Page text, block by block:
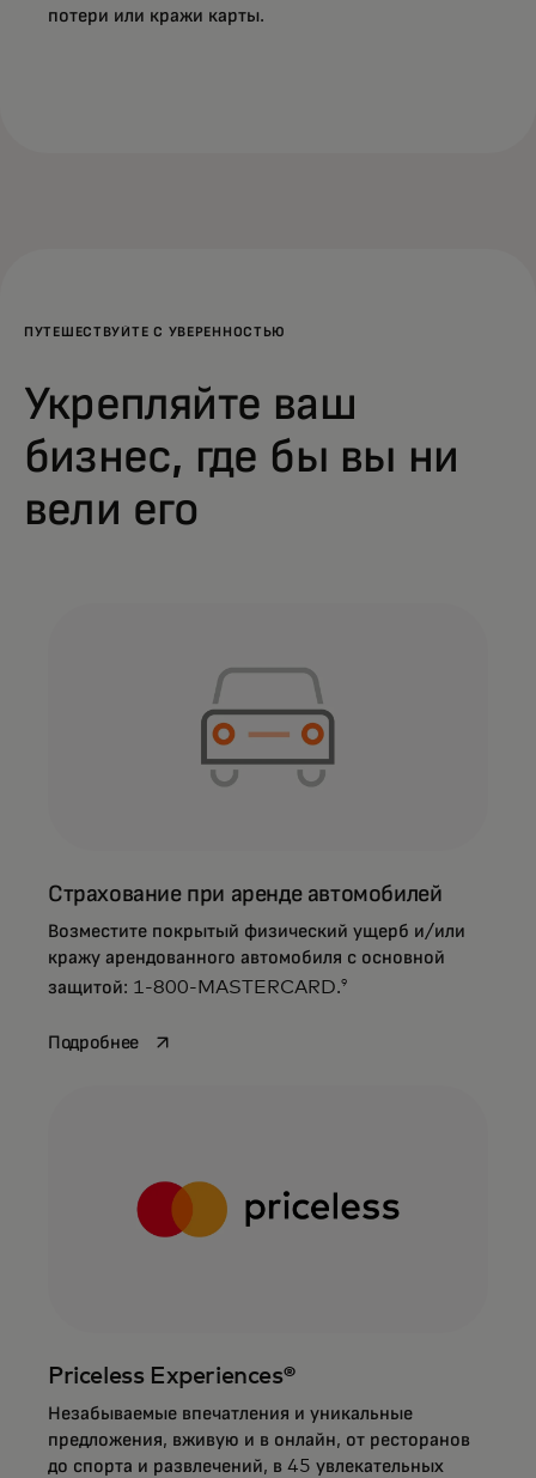
потери или кражи карты.
ПУТЕШЕСТВУЙТЕ С УВЕРЕННОСТЬЮ
Укрепляйте ваш
бизнес, где бы вы ни
вели его
Страхование при аренде автомобилей
Возместите покрытый физический ущерб и/или
кражу арендованного автомобиля с основной
защитой: 1-800-MASTERCARD.9
Подробнееopens in a new tab
Priceless Experiences®
Незабываемые впечатления и уникальные
предложения, вживую и в онлайн, от ресторанов
до спорта и развлечений, в 45 увлекательных